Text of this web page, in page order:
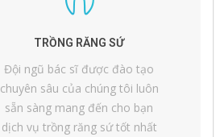
TRỒNG RĂNG SỨ
Đội ngũ bác sĩ được đào tạo
chuyên sâu của chúng tôi luôn
sẵn sàng mang đến cho bạn
dịch vụ trồng răng sứ tốt nhất